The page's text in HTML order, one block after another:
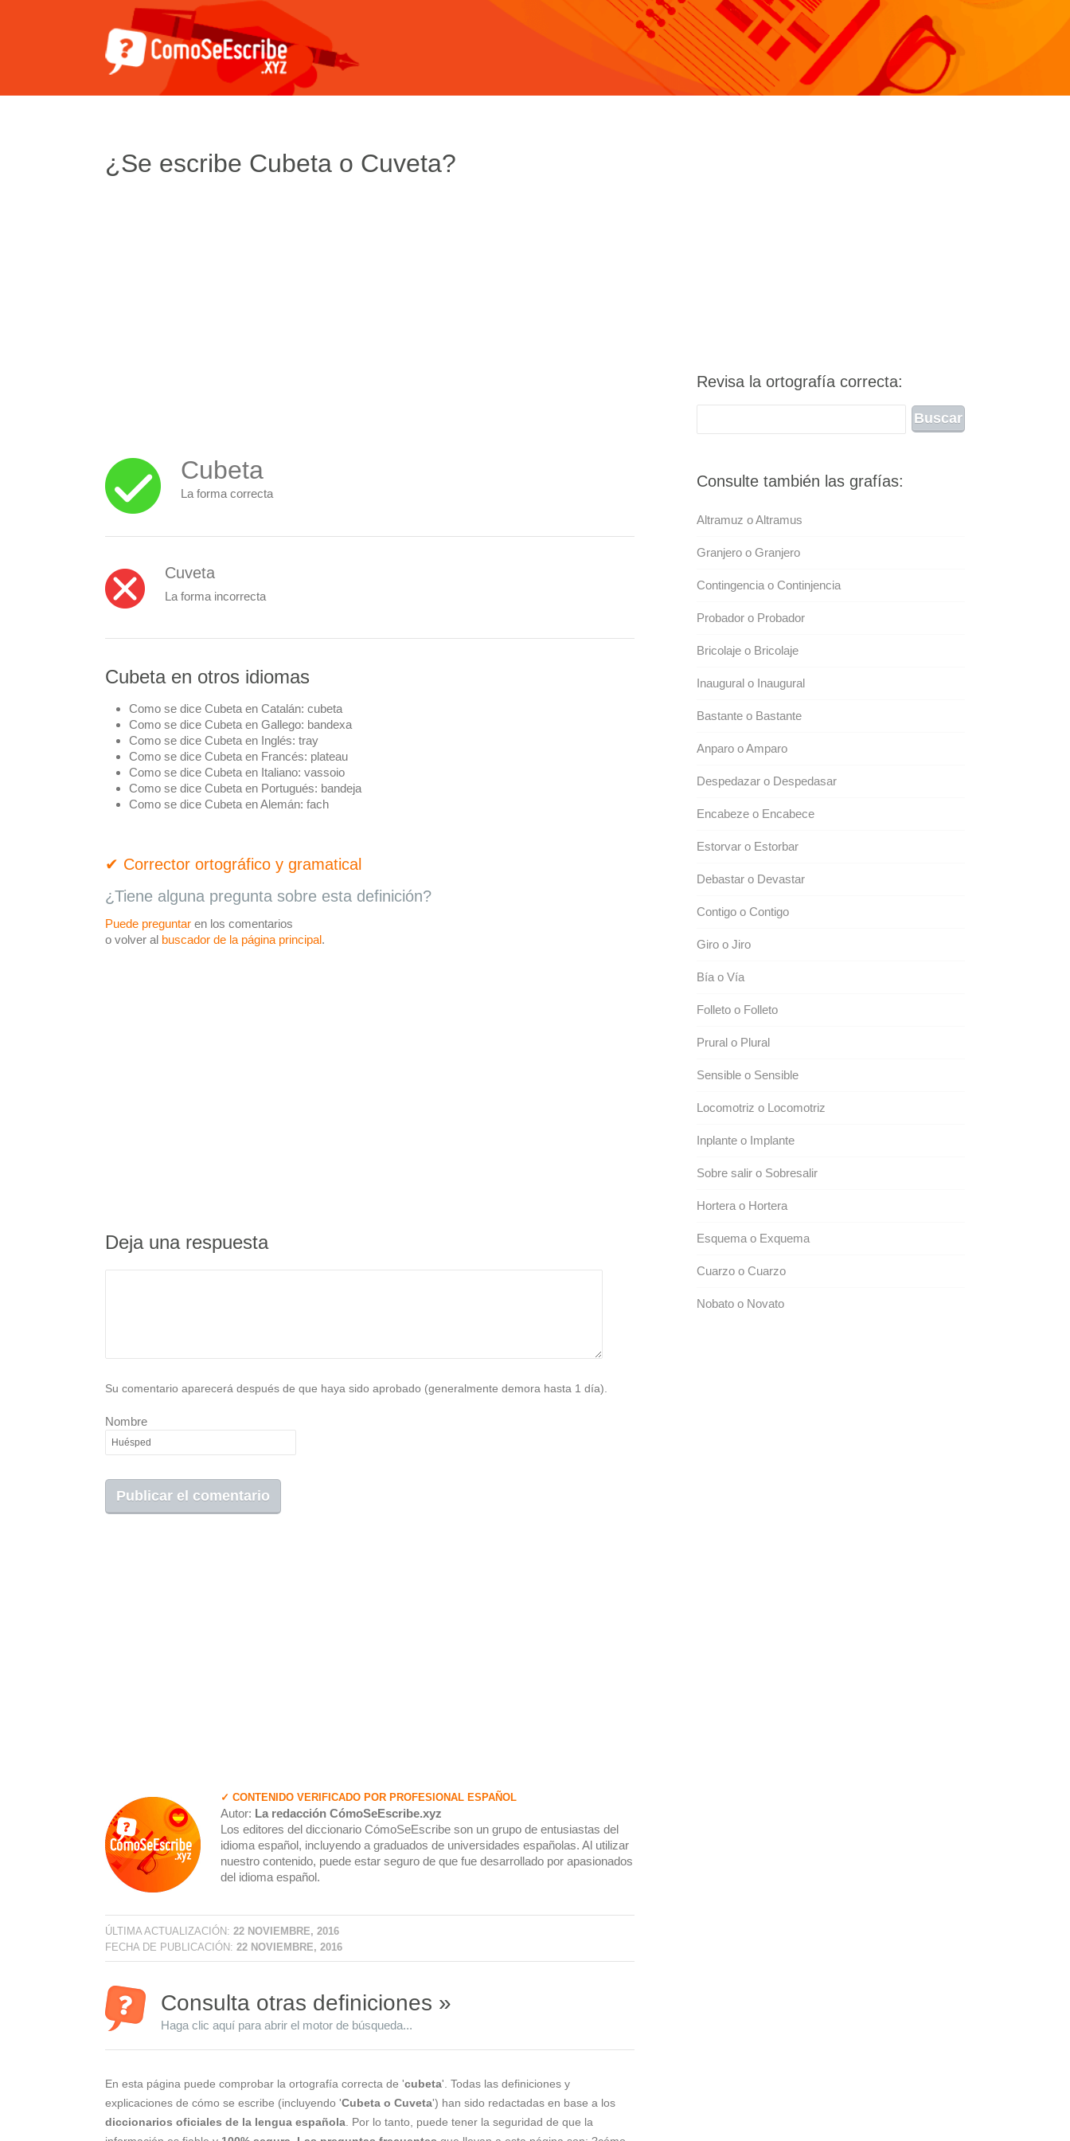
¿Se escribe Cubeta o Cuveta?
Cubeta
La forma correcta
Cuveta
La forma incorrecta
Cubeta en otros idiomas
Como se dice Cubeta en Catalán: cubeta
Como se dice Cubeta en Gallego: bandexa
Como se dice Cubeta en Inglés: tray
Como se dice Cubeta en Francés: plateau
Como se dice Cubeta en Italiano: vassoio
Como se dice Cubeta en Portugués: bandeja
Como se dice Cubeta en Alemán: fach
✔ Corrector ortográfico y gramatical
¿Tiene alguna pregunta sobre esta definición?
Puede preguntar en los comentarios
o volver al buscador de la página principal.
Deja una respuesta
Su comentario aparecerá después de que haya sido aprobado (generalmente demora hasta 1 día).
Nombre
✓ CONTENIDO VERIFICADO POR PROFESIONAL ESPAÑOL
Autor: La redacción CómoSeEscribe.xyz
Los editores del diccionario CómoSeEscribe son un grupo de entusiastas del
idioma español, incluyendo a graduados de universidades españolas. Al utilizar
nuestro contenido, puede estar seguro de que fue desarrollado por apasionados
del idioma español.
ÚLTIMA ACTUALIZACIÓN: 22 NOVIEMBRE, 2016
FECHA DE PUBLICACIÓN: 22 NOVIEMBRE, 2016
Consulta otras definiciones »
Haga clic aquí para abrir el motor de búsqueda...
En esta página puede comprobar la ortografía correcta de 'cubeta'. Todas las definiciones y
explicaciones de cómo se escribe (incluyendo 'Cubeta o Cuveta') han sido redactadas en base a los
diccionarios oficiales de la lengua española . Por lo tanto, puede tener la seguridad de que la
Revisa la ortografía correcta:
Consulte también las grafías:
Altramuz o Altramus
Granjero o Granjero
Contingencia o Continjencia
Probador o Probador
Bricolaje o Bricolaje
Inaugural o Inaugural
Bastante o Bastante
Anparo o Amparo
Despedazar o Despedasar
Encabeze o Encabece
Estorvar o Estorbar
Debastar o Devastar
Contigo o Contigo
Giro o Jiro
Bía o Vía
Folleto o Folleto
Prural o Plural
Sensible o Sensible
Locomotriz o Locomotriz
Inplante o Implante
Sobre salir o Sobresalir
Hortera o Hortera
Esquema o Exquema
Cuarzo o Cuarzo
Nobato o Novato